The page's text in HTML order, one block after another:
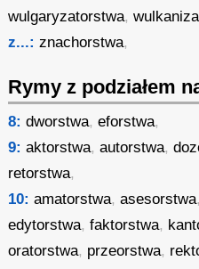
wulgaryzatorstwa,
z...: znachorstwa,
Rymy z podziałem
8: dworstwa,eforstwa,
9: aktorstwa,autorstwa,
retorstwa,
10: amatorstwa,asesorstwa
edytorstwa,faktorstwa,
oratorstwa, przeorstwa,